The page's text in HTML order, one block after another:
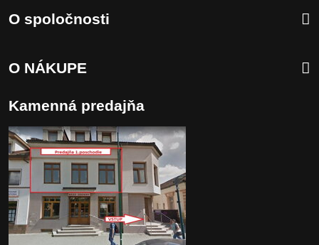
O spoločnosti
O NÁKUPE
Kamenná predajňa